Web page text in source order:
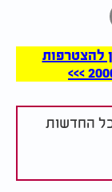
להצטרפות
כל החדשות